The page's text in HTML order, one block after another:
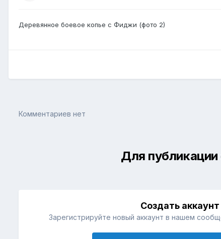
Деревянное боевое копье с Фиджи (фото 2)
Комментариев нет
Для публикации
Создать аккаунт
Зарегистрируйте новый аккаунт в нашем